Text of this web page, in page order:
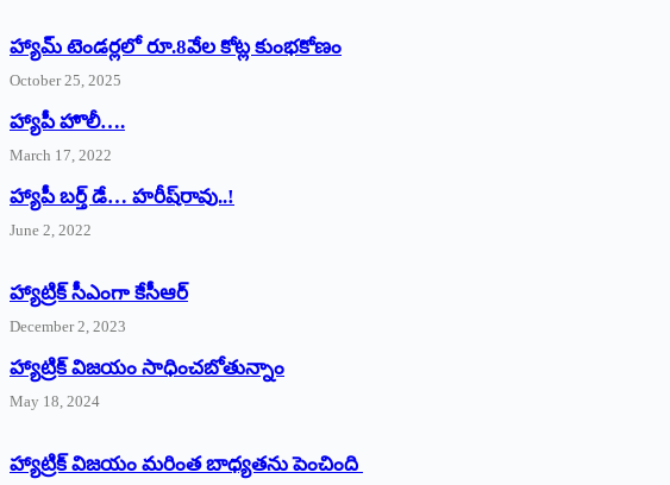
హ్యామ్‌ ‌టెండర్లలో రూ.8వేల కోట్ల కుంభకోణం
October 25, 2025
హ్యాపీ హొలీ….
March 17, 2022
హ్యాపీ బర్త్ ‌డే… హరీష్‌రావు..!
June 2, 2022
హ్యాట్రిక్‌ ‌సీఎంగా కేసీఆర్‌
December 2, 2023
హ్యాట్రిక్‌ విజయం సాధించబోతున్నాం
May 18, 2024
హ్యాట్రిక్ విజయం మరింత బాధ్యతను పెంచింది